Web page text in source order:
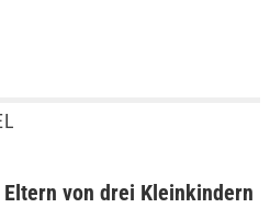
von drei Kleinkindern